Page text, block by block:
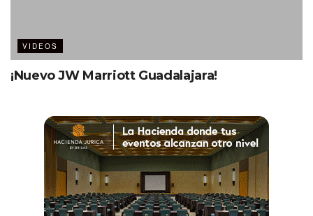
VIDEOS
¡Nuevo JW Marriott Guadalajara!